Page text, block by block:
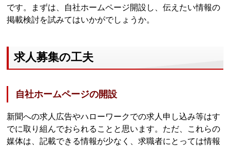
です。まずは、自社ホームページ開設し、伝えたい情報の
掲載検討を試みてはいかがでしょうか。
求人募集の工夫
自社ホームページの開設
新聞への求人広告やハローワークでの求人申し込み等はす
でに取り組んでおられることと思います。ただ、これらの
媒体は、記載できる情報が少なく、求職者にとっては情報